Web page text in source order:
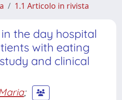
1.1 Articolo in rivista
the day hospital
with eating
and clinical
;